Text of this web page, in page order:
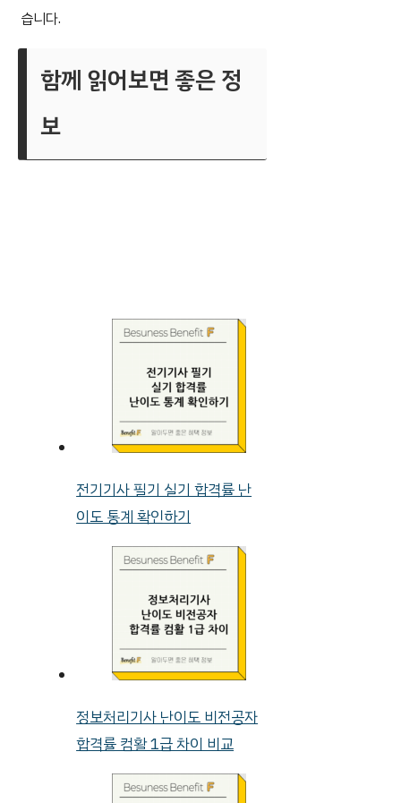
습니다.
함께 읽어보면 좋은 정
보
전기기사 필기 실기 합격률 난
이도 통계 확인하기
정보처리기사 난이도 비전공자
합격률 컴활 1급 차이 비교